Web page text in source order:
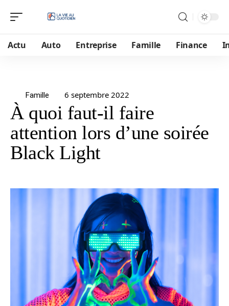
Actu Auto Entreprise Famille Finance
Famille 6 septembre 2022
À quoi faut-il faire
attention lors d’une soirée
Black Light